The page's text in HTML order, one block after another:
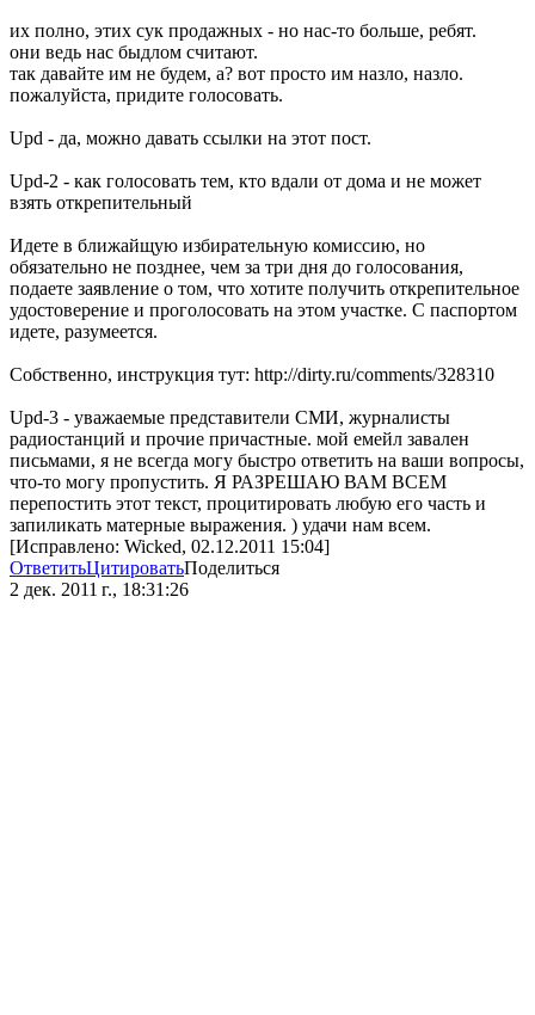
их полно, этих сук продажных - но нас-то больше, ребят.
они ведь нас быдлом считают.
так давайте им не будем, а? вот просто им назло, назло.
пожалуйста, придите голосовать.
Upd - да, можно давать ссылки на этот пост.
Upd-2 - как голосовать тем, кто вдали от дома и не может
взять открепительный
Идете в ближайщую избирательную комиссию, но
обязательно не позднее, чем за три дня до голосования,
подаете заявление о том, что хотите получить открепительное
удостоверение и проголосовать на этом участке. С паспортом
идете, разумеется.
Собственно, инструкция тут: http://dirty.ru/comments/328310
Upd-3 - уважаемые представители СМИ, журналисты
радиостанций и прочие причастные. мой емейл завален
письмами, я не всегда могу быстро ответить на ваши вопросы,
что-то могу пропустить. Я РАЗРЕШАЮ ВАМ ВСЕМ
перепостить этот текст, процитировать любую его часть и
запиликать матерные выражения. ) удачи нам всем.
[Исправлено: Wicked, 02.12.2011 15:04]
ОтветитьЦитироватьПоделиться
2 дек. 2011 г., 18:31:26